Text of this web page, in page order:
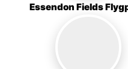
Essendon Fields